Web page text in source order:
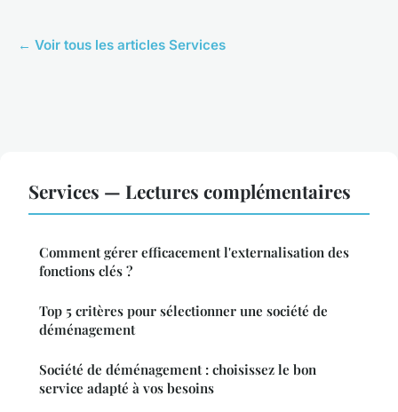
← Voir tous les articles Services
Services — Lectures complémentaires
Comment gérer efficacement l'externalisation des
fonctions clés ?
Top 5 critères pour sélectionner une société de
déménagement
Société de déménagement : choisissez le bon
service adapté à vos besoins